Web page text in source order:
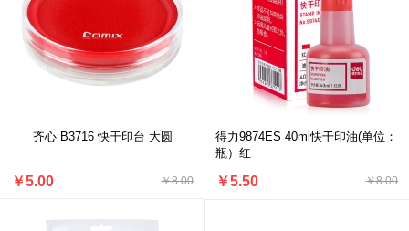
齐心 B3716 快干印台 大圆
￥8.00
￥5.00
得力9874ES 40ml快干印油(单位：
瓶）红
￥8.00
￥5.50